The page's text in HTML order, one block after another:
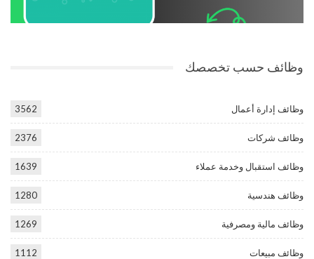
وظائف حسب تخصصك
وظائف إدارة أعمال 3562
وظائف شركات 2376
وظائف استقبال وخدمة عملاء 1639
وظائف هندسية 1280
وظائف مالية ومصرفية 1269
وظائف مبيعات 1112